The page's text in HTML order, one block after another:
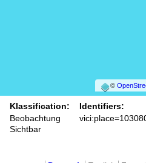
©
Klassification:
Beobachtung
Sichtbar
Identifiers: